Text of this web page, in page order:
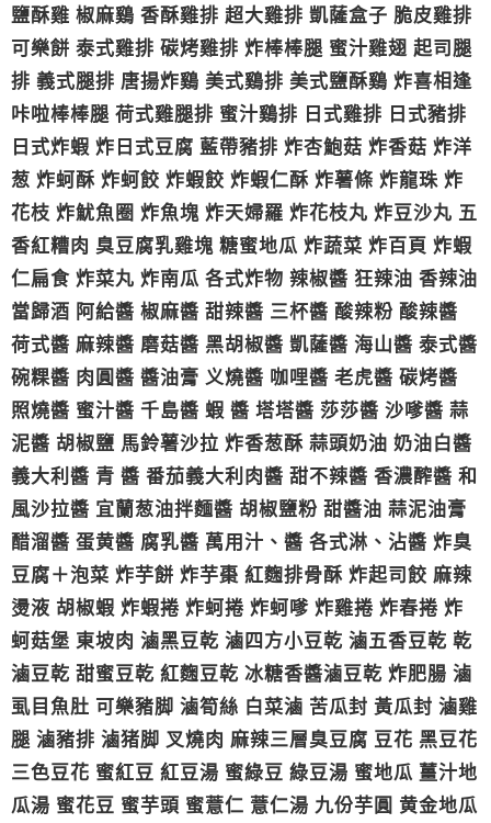
鹽酥雞 椒麻鷄 香酥雞排 超大雞排 凱薩盒子 脆皮雞排
可樂餅 泰式雞排 碳烤雞排 炸棒棒腿 蜜汁雞翅 起司腿
排 義式腿排 唐揚炸鷄 美式鷄排 美式鹽酥鷄 炸喜相逢
咔啦棒棒腿 荷式雞腿排 蜜汁鷄排 日式雞排 日式豬排
日式炸蝦 炸日式豆腐 藍帶豬排 炸杏鮑菇 炸香菇 炸洋
葱 炸蚵酥 炸蚵餃 炸蝦餃 炸蝦仁酥 炸薯條 炸龍珠 炸
花枝 炸魷魚圈 炸魚塊 炸天婦羅 炸花枝丸 炸豆沙丸 五
香紅糟肉 臭豆腐乳雞塊 糖蜜地瓜 炸蔬菜 炸百頁 炸蝦
仁扁食 炸菜丸 炸南瓜 各式炸物 辣椒醬 狂辣油 香辣油
當歸酒 阿給醬 椒麻醬 甜辣醬 三杯醬 酸辣粉 酸辣醬
荷式醬 麻辣醬 磨菇醬 黑胡椒醬 凱薩醬 海山醬 泰式醬
碗粿醬 肉圓醬 醬油膏 义燒醬 咖哩醬 老虎醬 碳烤醬
照燒醬 蜜汁醬 千島醬 蝦 醬 塔塔醬 莎莎醬 沙嗲醬 蒜
泥醬 胡椒鹽 馬鈴薯沙拉 炸香葱酥 蒜頭奶油 奶油白醬
義大利醬 青 醬 番茄義大利肉醬 甜不辣醬 香濃醡醬 和
風沙拉醬 宜蘭葱油拌麵醬 胡椒鹽粉 甜醬油 蒜泥油膏
醋溜醬 蛋黄醬 腐乳醬 萬用汁、醬 各式淋、沾醬 炸臭
豆腐＋泡菜 炸芋餅 炸芋棗 紅麴排骨酥 炸起司餃 麻辣
燙液 胡椒蝦 炸蝦捲 炸蚵捲 炸蚵嗲 炸雞捲 炸春捲 炸
蚵菇堡 東坡肉 滷黑豆乾 滷四方小豆乾 滷五香豆乾 乾
滷豆乾 甜蜜豆乾 紅麴豆乾 冰糖香醬滷豆乾 炸肥腸 滷
虱目魚肚 可樂豬脚 滷筍絲 白菜滷 苦瓜封 黃瓜封 滷雞
腿 滷豬排 滷猪脚 叉燒肉 麻辣三層臭豆腐 豆花 黑豆花
三色豆花 蜜紅豆 紅豆湯 蜜綠豆 綠豆湯 蜜地瓜 薑汁地
瓜湯 蜜花豆 蜜芋頭 蜜薏仁 薏仁湯 九份芋圓 黄金地瓜